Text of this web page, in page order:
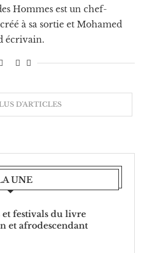
Hommes est un chef-
à sa sortie et Mohamed
écrivain.
D'ARTICLES
UNE
et festivals du livre
et afrodescendant